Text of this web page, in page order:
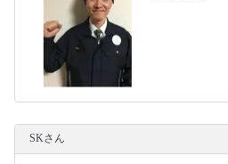
SKさん